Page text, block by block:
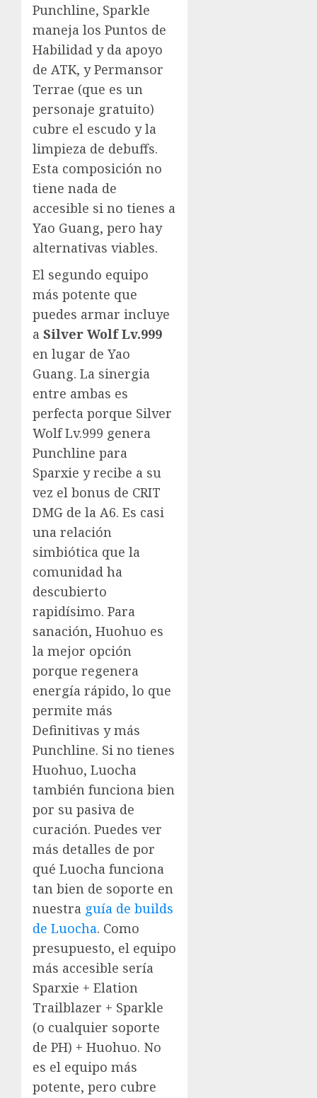
Punchline, Sparkle
maneja los Puntos de
Habilidad y da apoyo
de ATK, y Permansor
Terrae (que es un
personaje gratuito)
cubre el escudo y la
limpieza de debuffs.
Esta composición no
tiene nada de
accesible si no tienes a
Yao Guang, pero hay
alternativas viables.
El segundo equipo
más potente que
puedes armar incluye
a Silver Wolf Lv.999
en lugar de Yao
Guang. La sinergia
entre ambas es
perfecta porque Silver
Wolf Lv.999 genera
Punchline para
Sparxie y recibe a su
vez el bonus de CRIT
DMG de la A6. Es casi
una relación
simbiótica que la
comunidad ha
descubierto
rapidísimo. Para
sanación, Huohuo es
la mejor opción
porque regenera
energía rápido, lo que
permite más
Definitivas y más
Punchline. Si no tienes
Huohuo, Luocha
también funciona bien
por su pasiva de
curación. Puedes ver
más detalles de por
qué Luocha funciona
tan bien de soporte en
nuestra guía de builds
de Luocha. Como
presupuesto, el equipo
más accesible sería
Sparxie + Elation
Trailblazer + Sparkle
(o cualquier soporte
de PH) + Huohuo. No
es el equipo más
potente, pero cubre